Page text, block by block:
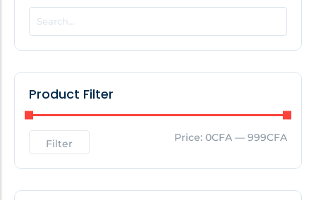
POPULAR THIS WEEK
No Posts Found!
No Posts Found!
Product Filter
Filter Price: 0CFA — 999CFA